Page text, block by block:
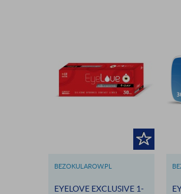
BEZOKULAROW.PL
EYELOVE EXCLUSIVE 1-